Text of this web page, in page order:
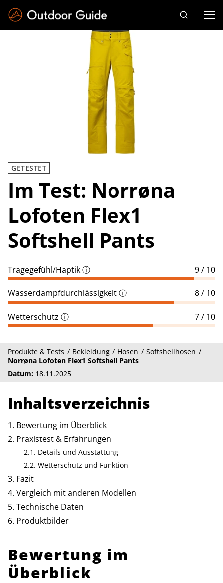
GETESTET
Im Test: Norrøna
Lofoten Flex1
Softshell Pants
Tragegefühl/Haptikⓘ 9 / 10
Wasserdampfdurchlässigkeitⓘ 8 / 10
Wetterschutz ⓘ 7 / 10
Produkte & Tests Bekleidung Hosen
Softshellhosen
Norrøna Lofoten Flex1 Softshell Pants
Datum: 18.11.2025
Inhaltsverzeichnis
Bewertung im Überblick
Praxistest & Erfahrungen
Details und Ausstattung
Wetterschutz und Funktion
Fazit
Vergleich mit anderen Modellen
Technische Daten
Produktbilder
Bewertung im
Überblick
Drücken Sie die Eingabetaste zum Suchen